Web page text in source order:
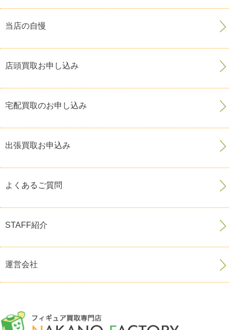
当店の自慢
店頭買取お申し込み
宅配買取のお申し込み
出張買取お申込み
よくあるご質問
STAFF紹介
運営会社